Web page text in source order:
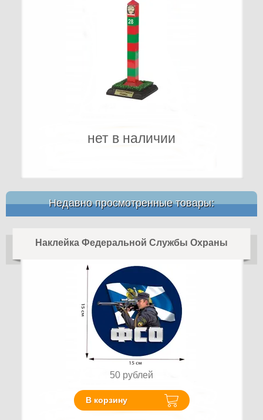
нет в наличии
Недавно просмотренные товары:
Наклейка Федеральной Службы Охраны
50 рублей
В корзину